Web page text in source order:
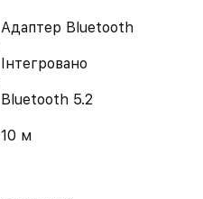
Адаптер Bluetooth
Інтегровано
Bluetooth 5.2
10 м